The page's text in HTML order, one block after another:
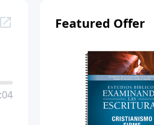
Featured Offer